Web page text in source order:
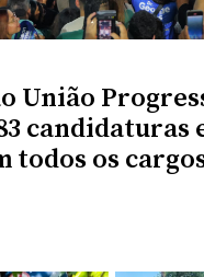
União
candidaturas
todos os